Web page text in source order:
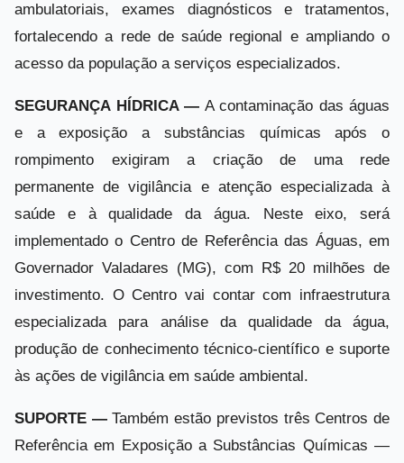
ambulatoriais, exames diagnósticos e tratamentos,
fortalecendo a rede de saúde regional e ampliando o
acesso da população a serviços especializados.
SEGURANÇA HÍDRICA — A contaminação das águas
e a exposição a substâncias químicas após o
rompimento exigiram a criação de uma rede
permanente de vigilância e atenção especializada à
saúde e à qualidade da água. Neste eixo, será
implementado o Centro de Referência das Águas, em
Governador Valadares (MG), com R$ 20 milhões de
investimento. O Centro vai contar com infraestrutura
especializada para análise da qualidade da água,
produção de conhecimento técnico-científico e suporte
às ações de vigilância em saúde ambiental.
SUPORTE —Também estão previstos três Centros de
Referência em Exposição a Substâncias Químicas —